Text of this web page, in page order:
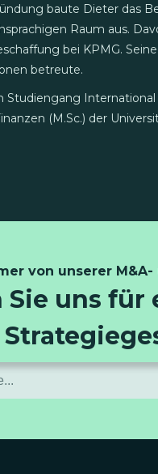
baute Dieter das
Raum aus.
bei KPMG.
betreute.
Studiengang
(M.Sc.) der
von unserer
uns